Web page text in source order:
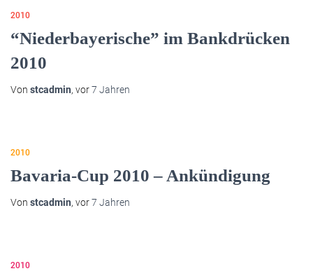
2010
“Niederbayerische” im Bankdrücken
2010
Von stcadmin, vor7 Jahren
2010
Bavaria-Cup 2010 – Ankündigung
Von stcadmin, vor7 Jahren
2010